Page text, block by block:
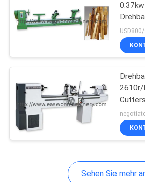
versandende
Maschine
2610r/
Sehen Sie mehr